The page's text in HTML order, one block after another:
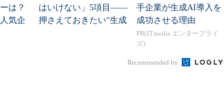
業務、不正取引の検知システム
Enterprise Resources Planning：統合基幹業務シ
造化データや、SNSの画像、音声、テキストなど
が特徴だ」と紹介した。
は？
気企
はいけない」5項目――
押さえておきたい“生成
手企業が生成AI導入を
成功させる理由
PR(ITmedia エンタープライ
ズ)
Recommended by